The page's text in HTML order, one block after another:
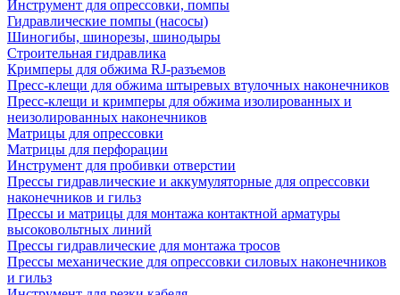
Инструмент для опрессовки, помпы
Гидравлические помпы (насосы)
Шиногибы, шинорезы, шинодыры
Строительная гидравлика
Кримперы для обжима RJ-разъемов
Пресс-клещи для обжима штыревых втулочных наконечников
Пресс-клещи и кримперы для обжима изолированных и
неизолированных наконечников
Матрицы для опрессовки
Матрицы для перфорации
Инструмент для пробивки отверстии
Прессы гидравлические и аккумуляторные для опрессовки
наконечников и гильз
Прессы и матрицы для монтажа контактной арматуры
высоковольтных линий
Прессы гидравлические для монтажа тросов
Прессы механические для опрессовки силовых наконечников
и гильз